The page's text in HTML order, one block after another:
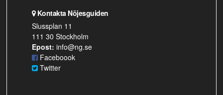
Kontakta Nöjesguiden
Slussplan 11
111 30 Stockholm
Epost: info@ng.se
Faceboook
Twitter